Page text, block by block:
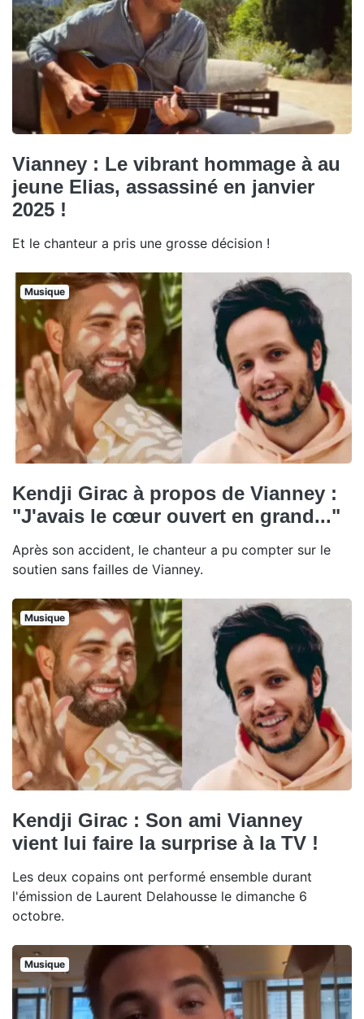
Vianney : Le vibrant hommage à au
jeune Elias, assassiné en janvier
2025 !
Et le chanteur a pris une grosse décision !
Musique
Kendji Girac à propos de Vianney :
"J'avais le cœur ouvert en grand..."
Après son accident, le chanteur a pu compter sur le
soutien sans failles de Vianney.
Musique
Kendji Girac : Son ami Vianney
vient lui faire la surprise à la TV !
Les deux copains ont performé ensemble durant
l'émission de Laurent Delahousse le dimanche 6
octobre.
Musique